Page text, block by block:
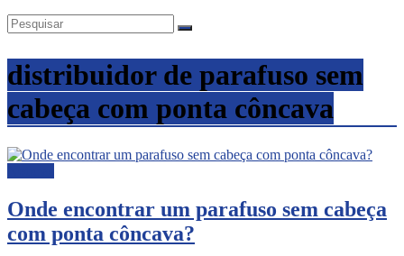
distribuidor de parafuso sem
cabeça com ponta côncava
Onde encontrar um parafuso sem cabeça
com ponta côncava?